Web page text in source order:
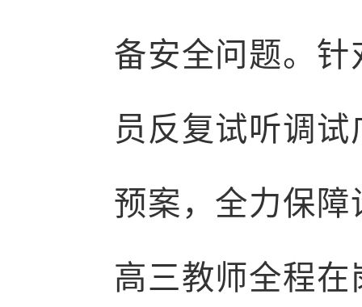
备安全问题。
员反复试听调
预案，全力保
高三教师全程